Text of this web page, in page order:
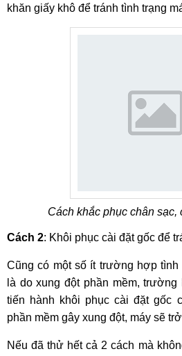
khăn giấy khô để tránh tình trạng
Cách khắc phục chân sạc,
Cách 2: Khôi phục cài đặt gốc để
Cũng có một số ít trường hợp tình
là do xung đột phần mềm,
tiến hành khôi phục cài đặt gốc
phần mềm gây xung đột, máy sẽ
Nếu đã thử hết cả 2 cách mà